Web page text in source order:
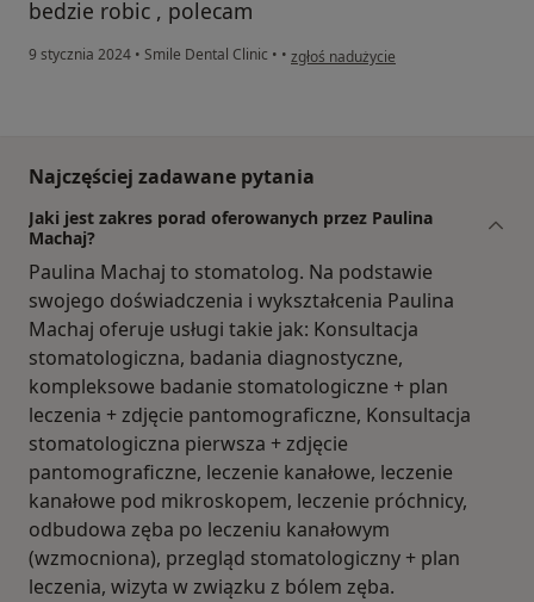
bedzie robic , polecam
9 stycznia 2024 • Smile Dental Clinic • • w opinii użytkownika L.R
zgłoś nadużycie
Najczęściej zadawane pytania
Jaki jest zakres porad oferowanych przez Paulina
Machaj?
Paulina Machaj to stomatolog. Na podstawie
swojego doświadczenia i wykształcenia Paulina
Machaj oferuje usługi takie jak: Konsultacja
stomatologiczna, badania diagnostyczne,
kompleksowe badanie stomatologiczne + plan
leczenia + zdjęcie pantomograficzne, Konsultacja
stomatologiczna pierwsza + zdjęcie
pantomograficzne, leczenie kanałowe, leczenie
kanałowe pod mikroskopem, leczenie próchnicy,
odbudowa zęba po leczeniu kanałowym
(wzmocniona), przegląd stomatologiczny + plan
leczenia, wizyta w związku z bólem zęba.